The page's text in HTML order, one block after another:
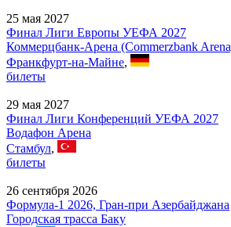
25 мая 2027
Финал Лиги Европы УЕФА 2027
Коммерцбанк-Арена (Commerzbank
Франкфурт-на-Майне,
билеты
29 мая 2027
Финал Лиги Конференций УЕФА 2027
Водафон Арена
Стамбул,
билеты
26 сентября 2026
Формула-1 2026, Гран-при Азербайджана
Городская трасса Баку